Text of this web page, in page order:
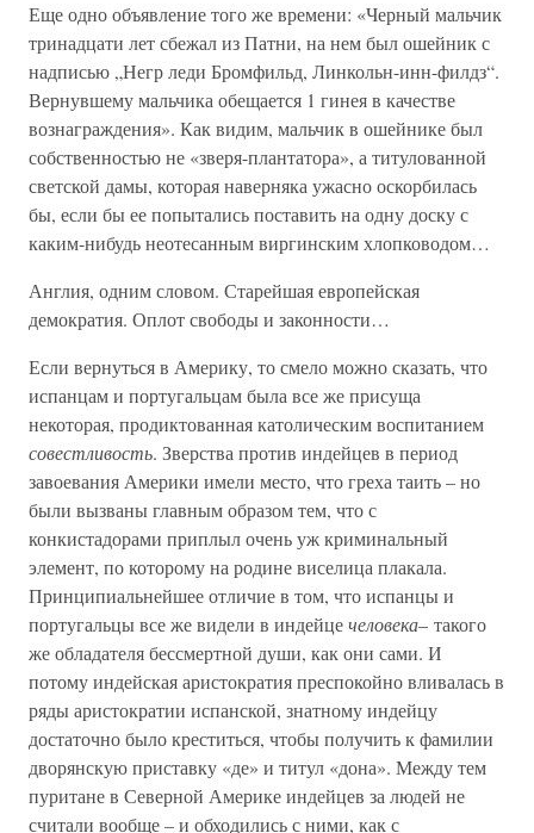
Еще одно объявление того же времени: «Черный мальчик
тринадцати лет сбежал из Патни, на нем был ошейник с
надписью „Негр леди Бромфильд, Линкольн-инн-филдз“.
Вернувшему мальчика обещается 1 гинея в качестве
вознаграждения». Как видим, мальчик в ошейнике был
собственностью не «зверя-плантатора», а титулованной
светской дамы, которая наверняка ужасно оскорбилась
бы, если бы ее попытались поставить на одну доску с
каким-нибудь неотесанным виргинским хлопководом…
Англия, одним словом. Старейшая европейская
демократия. Оплот свободы и законности…
Если вернуться в Америку, то смело можно сказать, что
испанцам и португальцам была все же присуща
некоторая, продиктованная католическим воспитанием
совестливость. Зверства против индейцев в период
завоевания Америки имели место, что греха таить – но
были вызваны главным образом тем, что с
конкистадорами приплыл очень уж криминальный
элемент, по которому на родине виселица плакала.
Принципиальнейшее отличие в том, что испанцы и
португальцы все же видели в индейцечеловека– такого
же обладателя бессмертной души, как они сами. И
потому индейская аристократия преспокойно вливалась в
ряды аристократии испанской, знатному индейцу
достаточно было креститься, чтобы получить к фамилии
дворянскую приставку «де» и титул «дона». Между тем
пуритане в Северной Америке индейцев за людей не
считали вообще – и обходились с ними, как с